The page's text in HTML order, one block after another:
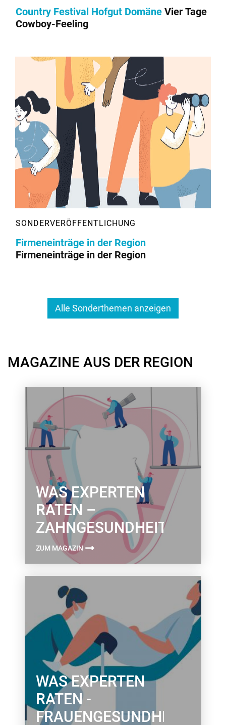
Country Festival Hofgut Domäne Vier Tage
Cowboy-Feeling
Firmeneinträge in der Region
Firmeneinträge in der Region
Alle Sonderthemen anzeigen
MAGAZINE AUS DER REGION
WAS EXPERTEN
RATEN –
ZAHNGESUNDHEIT
ZUM MAGAZIN
WAS EXPERTEN
RATEN -
FRAUENGESUNDHEIT